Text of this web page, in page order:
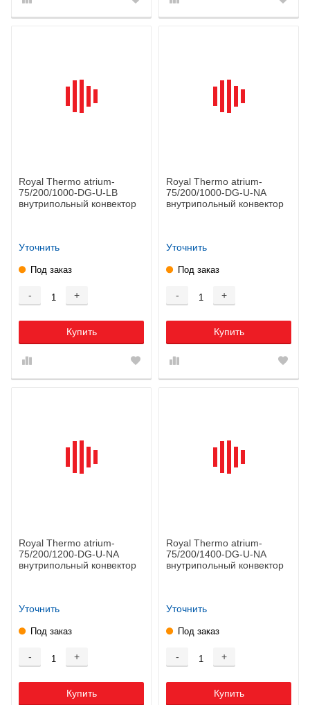
Royal Thermo atrium-
75/200/1000-DG-U-LB
внутрипольный конвектор
Уточнить
Под заказ
- +
Купить
Royal Thermo atrium-
75/200/1000-DG-U-NA
внутрипольный конвектор
Уточнить
Под заказ
- +
Купить
Royal Thermo atrium-
75/200/1200-DG-U-NA
внутрипольный конвектор
Уточнить
Под заказ
- +
Купить
Royal Thermo atrium-
75/200/1400-DG-U-NA
внутрипольный конвектор
Уточнить
Под заказ
- +
Купить